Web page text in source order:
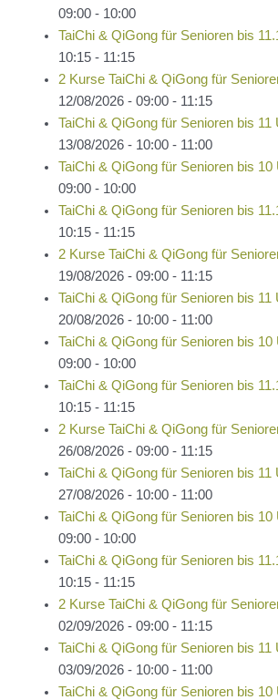
09:00 - 10:00
TaiChi & QiGong für Senioren bis
10:15 - 11:15
2 Kurse TaiChi & QiGong für
12/08/2026 - 09:00 - 11:15
TaiChi & QiGong für Senioren bis 11
13/08/2026 - 10:00 - 11:00
TaiChi & QiGong für Senioren bis 10
09:00 - 10:00
TaiChi & QiGong für Senioren bis
10:15 - 11:15
2 Kurse TaiChi & QiGong für
19/08/2026 - 09:00 - 11:15
TaiChi & QiGong für Senioren bis 11
20/08/2026 - 10:00 - 11:00
TaiChi & QiGong für Senioren bis 10
09:00 - 10:00
TaiChi & QiGong für Senioren bis
10:15 - 11:15
2 Kurse TaiChi & QiGong für
26/08/2026 - 09:00 - 11:15
TaiChi & QiGong für Senioren bis 11
27/08/2026 - 10:00 - 11:00
TaiChi & QiGong für Senioren bis 10
09:00 - 10:00
TaiChi & QiGong für Senioren bis
10:15 - 11:15
2 Kurse TaiChi & QiGong für
02/09/2026 - 09:00 - 11:15
TaiChi & QiGong für Senioren bis 11
03/09/2026 - 10:00 - 11:00
TaiChi & QiGong für Senioren bis 10